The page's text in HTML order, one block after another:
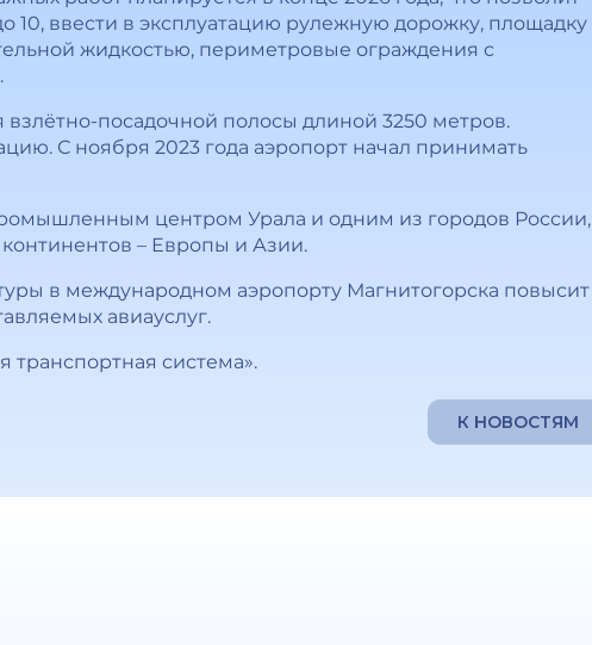
10, ввести в эксплуатацию рулежную дорожку, площадку
жидкостью, периметровые ограждения с
посадочной полосы длиной 3250 метров.
С ноября 2023 года аэропорт начал принимать
центром Урала и одним из городов России,
– Европы и Азии.
в международном аэропорту Магнитогорска повысит
авиауслуг.
транспортная система».
К НОВОСТЯМ